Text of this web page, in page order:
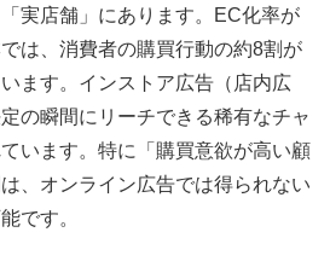
実店舗」にあります。EC化率が
は、消費者の購買行動の約8割が
ます。インストア広告（店内広
の瞬間にリーチできる稀有なチャ
います。特に「購買意欲が高い顧
、オンライン広告では得られない
です。